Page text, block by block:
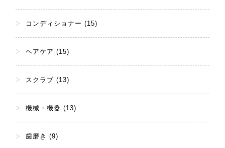
コンディショナー (15)
ヘアケア (15)
スクラブ (13)
機械・機器 (13)
歯磨き (9)